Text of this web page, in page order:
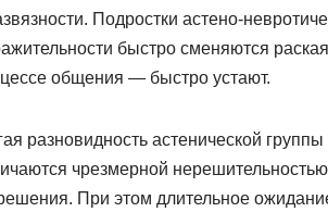
Подростки астено-
быстро сменяются
общения — быстро устают.
разновидность астенической
чрезмерной
При этом длительное